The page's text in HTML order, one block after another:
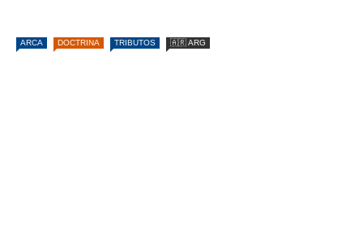
ARCA DOCTRINA TRIBUTOS 🇦🇷 ARG